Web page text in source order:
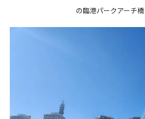
の臨港パークアーチ橋